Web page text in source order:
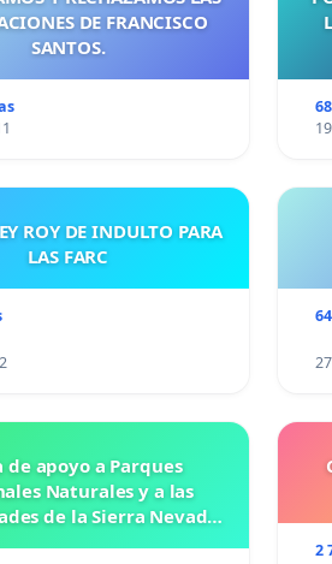
DE FRANCISCO
SANTOS.
ROY DE INDULTO PARA
LAS FARC
de apoyo a Parques
Naturales y a las
de la Sierra Nevada
2